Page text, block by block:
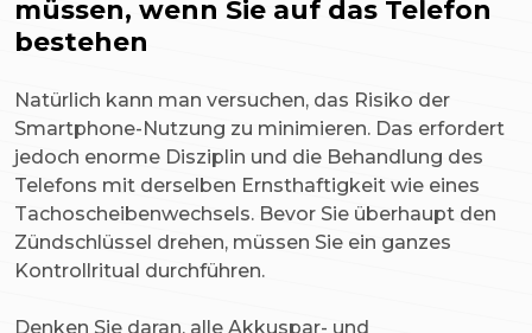
müssen, wenn Sie auf das Telefon
bestehen
Natürlich kann man versuchen, das Risiko der
Smartphone-Nutzung zu minimieren. Das erfordert
jedoch enorme Disziplin und die Behandlung des
Telefons mit derselben Ernsthaftigkeit wie eines
Tachoscheibenwechsels. Bevor Sie überhaupt den
Zündschlüssel drehen, müssen Sie ein ganzes
Kontrollritual durchführen.
Denken Sie daran, alle Akkuspar- und